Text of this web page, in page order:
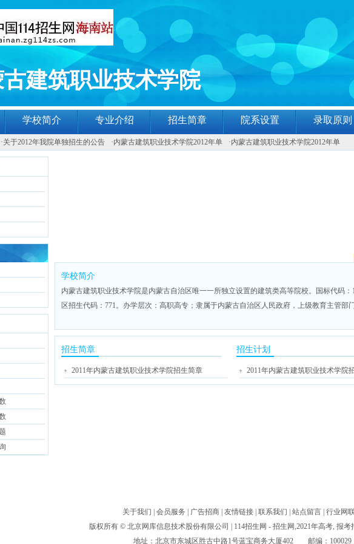
建筑职业技术学院
学校简介 专业介绍 招生简章 院系设置 录取原则
·关于2012年我院单独招生的公告 ·内蒙古建筑职业技术学院2012年单 ·内蒙古建筑职业技术学院2012年单
学校简介
内蒙古建筑职业技术学院是内蒙古自治区唯一一所独立设置的建筑类高等院校。国标代码：
区招生代码：771。办学层次：高职高专；隶属于内蒙古自治区人民政府，上级教育主管部
招生简章
2011年内蒙古建筑职业技术学院招生简章
招生计划
2011年内蒙古建筑职业技术学院
关于我们 会员服务 广告招商 友情链接 联系我们 站点留言 行业网
版权所有 © 北京网库信息技术股份有限公司
| 114招生网 - 招生网,2021年高考, 报
地址：北京市东城区胜古中路1号蓝宝商务大厦402 邮编：100029